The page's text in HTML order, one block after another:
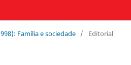
Família e sociedade / Editorial